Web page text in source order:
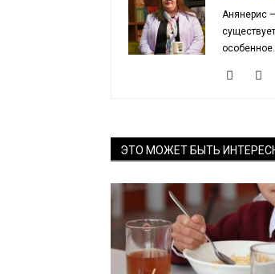
Анянерис
особенное.
ЭТО МОЖЕТ БЫТЬ